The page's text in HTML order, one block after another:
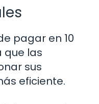
pagar en 10
que las
sus
eficiente.